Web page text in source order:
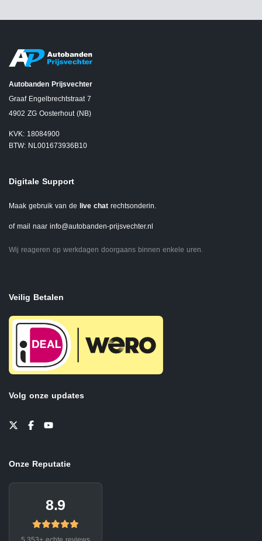
Autobanden Prijsvechter
Graaf Engelbrechtstraat 7
4902 ZG Oosterhout (NB)
KVK: 18084900
BTW: NL001673936B10
Digitale Support
Maak gebruik van de live chat rechtsonderin.
of mail naar info@autobanden-prijsvechter.nl
Wij reageren op werkdagen doorgaans binnen enkele uren.
Veilig Betalen
Volg onze updates
Onze Reputatie
8.9